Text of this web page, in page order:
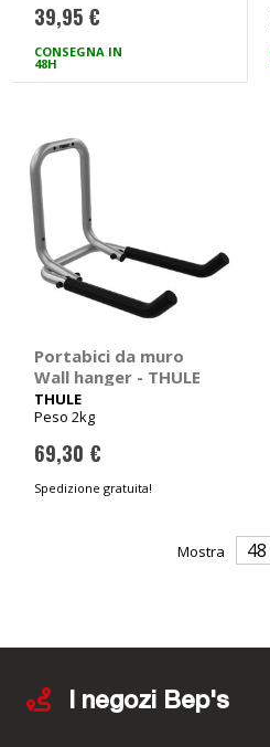
39,95 €
CONSEGNA IN
48H
Portabici da muro
Wall hanger - THULE
THULE
Peso 2kg
69,30 €
Spedizione gratuita!
Mostra
I negozi Bep's